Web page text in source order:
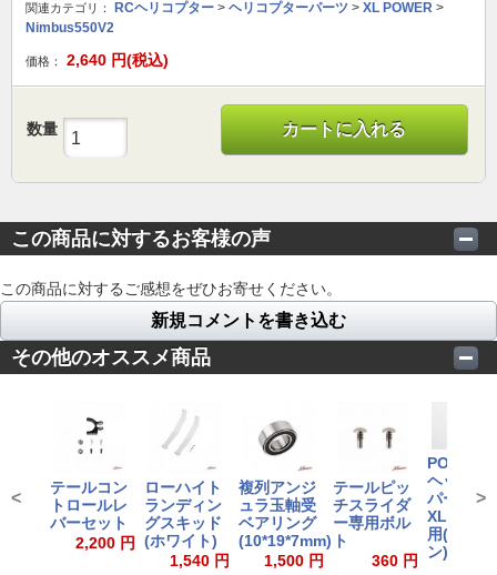
関連カテゴリ： RCヘリコプター > ヘリコプターパーツ > XL POWER >
Nimbus550V2
価格： 2,640 円(税込)
数量 カートに入れる
この商品に対するお客様の声
この商品に対するご感想をぜひお寄せください。
新規コメントを書き込む
その他のオススメ商品
テールコン
トロールレ
バーセット
2,200 円
ローハイト
ランディン
グスキッド
(ホワイト)
1,540 円
複列アンジ
ュラ玉軸受
ベアリング
(10*19*7mm)
1,500 円
テールピッ
チスライダ
ー専用ボル
ト
360 円
POMハー
ヘッドダ
パー
XL520/
用(オプ
ン)
< >